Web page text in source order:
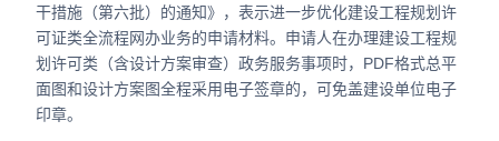
干措施（第六批）的通知》，表示进一步优化建设工程规划许
可证类全流程网办业务的申请材料。申请人在办理建设工程规
划许可类（含设计方案审查）政务服务事项时，PDF格式总平
面图和设计方案图全程采用电子签章的，可免盖建设单位电子
印章。